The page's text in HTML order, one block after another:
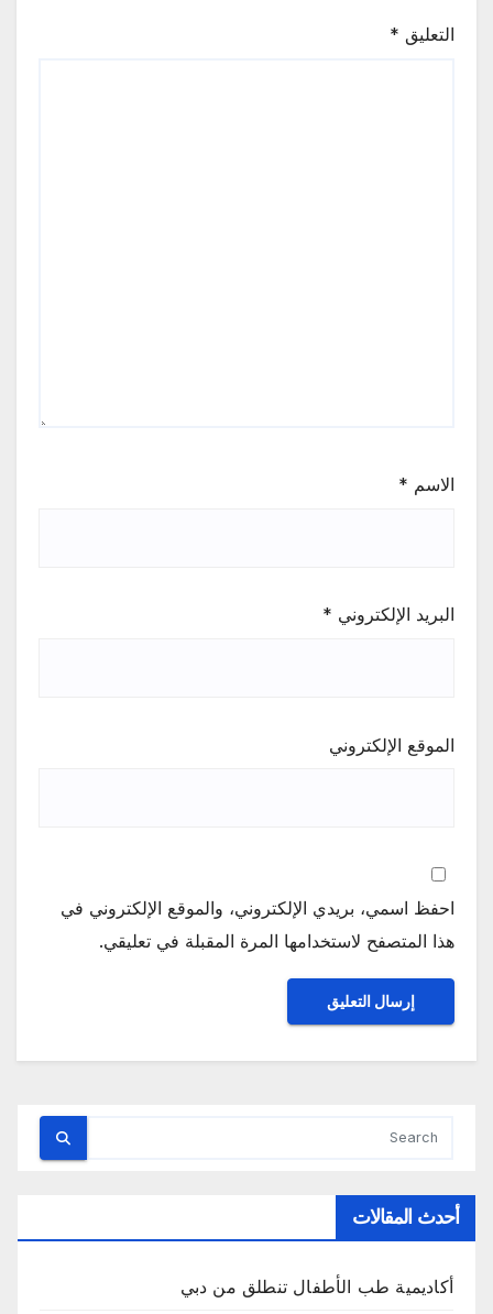
التعليق *
الاسم *
البريد الإلكتروني *
الموقع الإلكتروني
احفظ اسمي، بريدي الإلكتروني، والموقع الإلكتروني في
هذا المتصفح لاستخدامها المرة المقبلة في تعليقي.
أحدث المقالات
أكاديمية طب الأطفال تنطلق من دبي